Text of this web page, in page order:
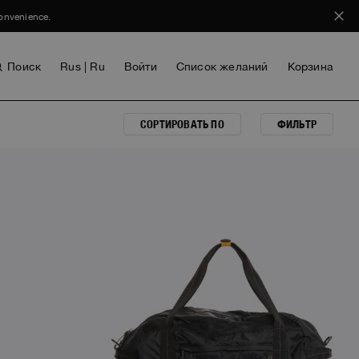
EVERYDAY WEAR
EVERYDAY WEAR
VOICES FROM ANY COAST
Поиск Rus | Ru Войти Список желаний Корзина
СОРТИРОВАТЬ ПО ФИЛЬТР